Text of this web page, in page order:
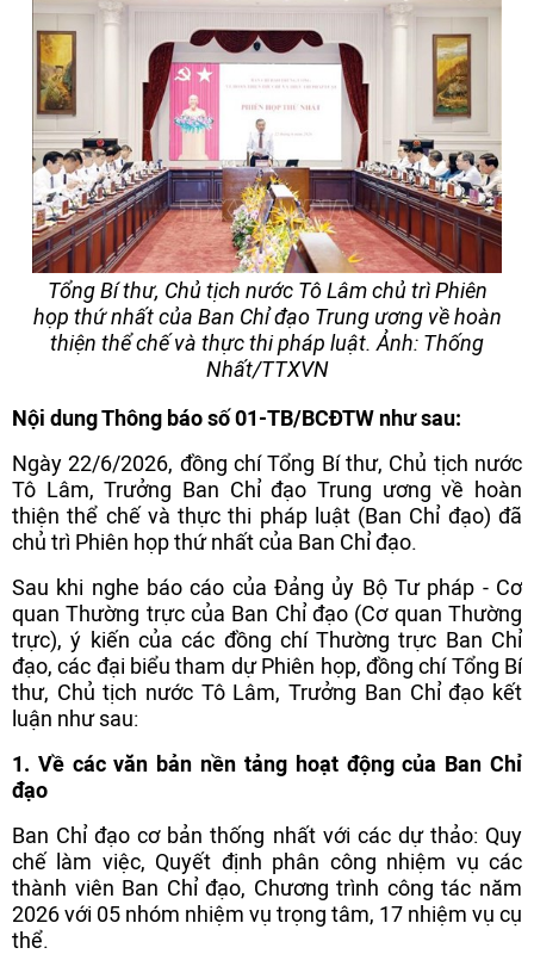
Tổng Bí thư, Chủ tịch nước Tô Lâm chủ trì Phiên
họp thứ nhất của Ban Chỉ đạo Trung ương về hoàn
thiện thể chế và thực thi pháp luật. Ảnh: Thống
Nhất/TTXVN
Nội dung Thông báo số 01-TB/BCĐTW như sau:
Ngày 22/6/2026, đồng chí Tổng Bí thư, Chủ tịch nước
Tô Lâm, Trưởng Ban Chỉ đạo Trung ương về hoàn
thiện thể chế và thực thi pháp luật (Ban Chỉ đạo) đã
chủ trì Phiên họp thứ nhất của Ban Chỉ đạo.
Sau khi nghe báo cáo của Đảng ủy Bộ Tư pháp - Cơ
quan Thường trực của Ban Chỉ đạo (Cơ quan Thường
trực), ý kiến của các đồng chí Thường trực Ban Chỉ
đạo, các đại biểu tham dự Phiên họp, đồng chí Tổng Bí
thư, Chủ tịch nước Tô Lâm, Trưởng Ban Chỉ đạo kết
luận như sau:
1. Về các văn bản nền tảng hoạt động của Ban Chỉ
đạo
Ban Chỉ đạo cơ bản thống nhất với các dự thảo: Quy
chế làm việc, Quyết định phân công nhiệm vụ các
thành viên Ban Chỉ đạo, Chương trình công tác năm
2026 với 05 nhóm nhiệm vụ trọng tâm, 17 nhiệm vụ cụ
thể.